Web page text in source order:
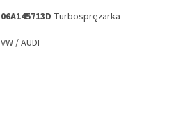
06A145713D Turbosprężarka
VW / AUDI